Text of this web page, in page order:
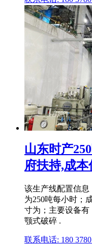
山东时产
府扶持,成本
该生产线配置信
为250吨每小时；
寸为；主要设备有
颚式破碎 .
联系电话: 180 3780